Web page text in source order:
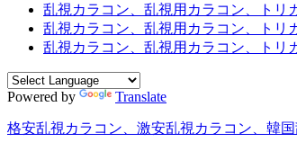
乱視カラコン、乱視用カラコン、トリ
乱視カラコン、乱視用カラコン、トリ
乱視カラコン、乱視用カラコン、トリ
Powered by Translate
格安乱視カラコン、激安乱視カラコン、韓